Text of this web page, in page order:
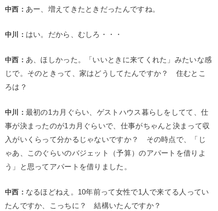
中西： あー、増えてきたときだったんですね。
中川： はい。だから、むしろ・・・
中西： あ、ほしかった。「いいときに来てくれた」みたいな感
じで。そのときって、家はどうしてたんですか？ 住むとこ
ろは？
中川： 最初の1カ月ぐらい、ゲストハウス暮らしをしてて、仕
事が決まったのが1カ月ぐらいで、仕事がちゃんと決まって収
入がいくらって分かるじゃないですか？ その時点で、「じ
ゃあ、このぐらいのバジェット（予算）のアパートを借りよ
う」と思ってアパートを借りました。
中西： なるほどねえ。10年前って女性で1人で来てる人ってい
たんですか、こっちに？ 結構いたんですか？